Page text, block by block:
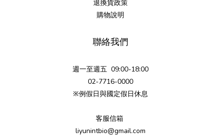
退換貨政策
購物說明
聯絡我們
週一至週五 09:00-18:00
02-7716-0000
※例假日與國定假日休息
客服信箱
liyunintbio@gmail.com